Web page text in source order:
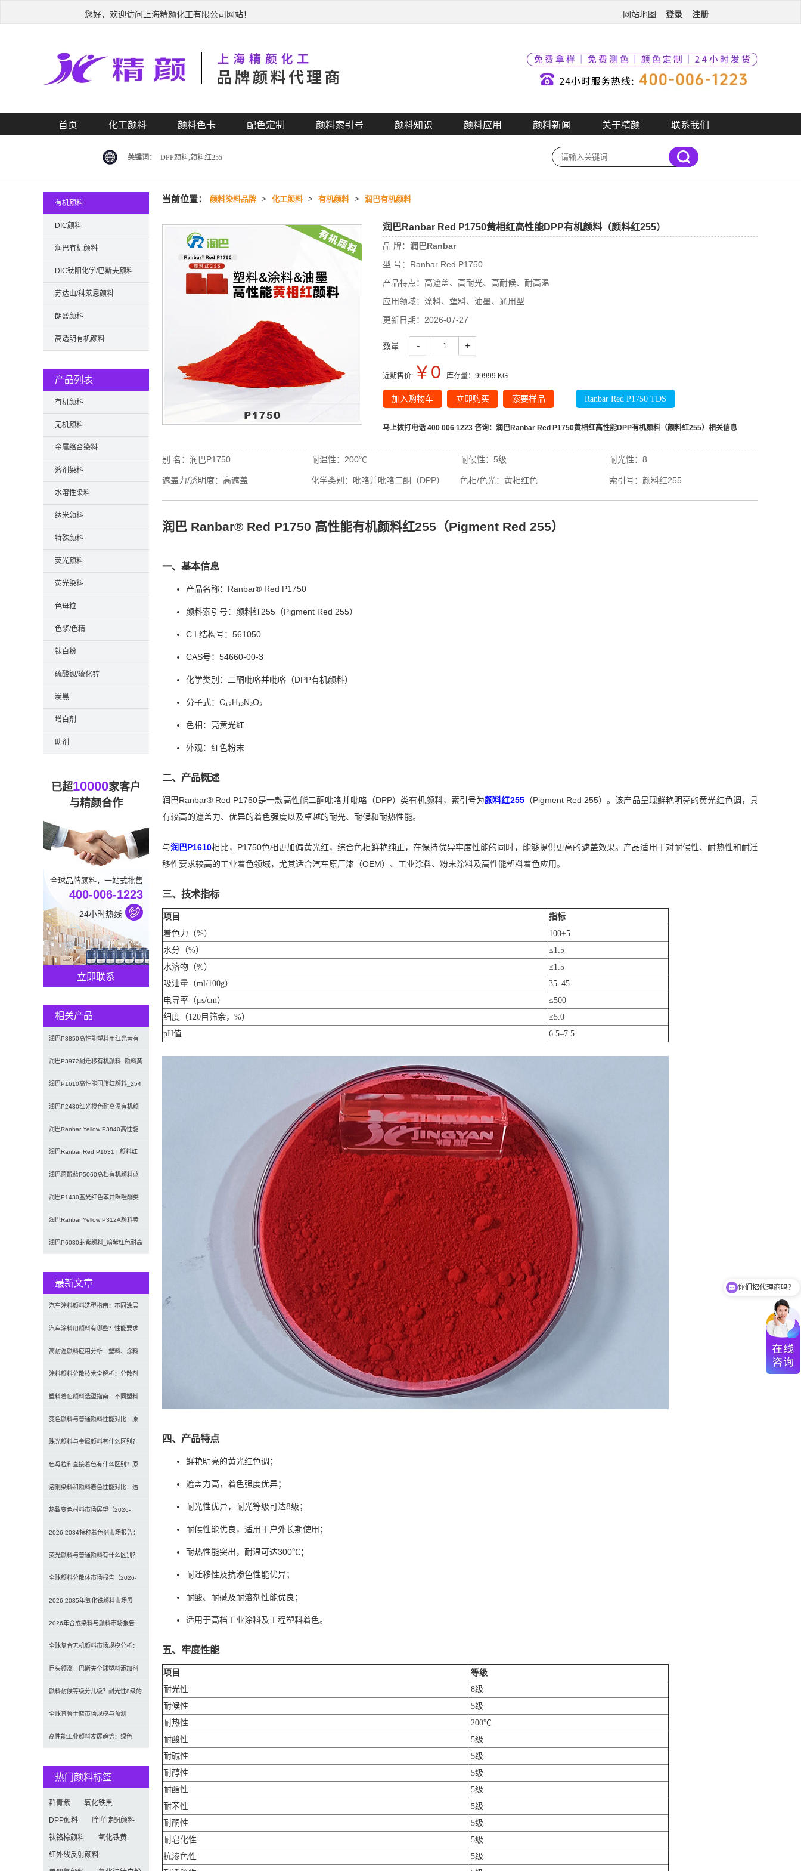
您好，欢迎访问上海精颜化工有限公司网站！ 网站地图 登录 注册
首页 化工颜料 颜料色卡 配色定制 颜料索引号 颜料知识 颜料应用 颜料新闻 关于精颜 联系我们
关键词： DPP颜料,颜料红255
当前位置： 颜料染料品牌 > 化工颜料 > 有机颜料 > 润巴有机颜料
润巴Ranbar Red P1750黄相红高性能DPP有机颜料（颜料红255）
品 牌： 润巴Ranbar
型 号： Ranbar Red P1750
产品特点： 高遮盖、高耐光、高耐候、耐高温
应用领域： 涂料、塑料、油墨、通用型
更新日期： 2026-07-27
数量 - +
近期售价: ￥0 库存量： 99999 KG
加入购物车 立即购买 索要样品 Ranbar Red P1750 TDS
马上拨打电话 400 006 1223 咨询： 润巴Ranbar Red P1750黄相红高性能DPP有机颜料（颜料红255） 相关信息
别 名： 润巴P1750 耐温性： 200℃ 耐候性： 5级 耐光性： 8
遮盖力/透明度： 高遮盖 化学类别： 吡咯并吡咯二酮（DPP） 色相/色光： 黄相红色 索引号： 颜料红255
润巴 Ranbar® Red P1750 高性能有机颜料红255（Pigment Red 255）
一、基本信息
产品名称：Ranbar® Red P1750
颜料索引号：颜料红255（Pigment Red 255）
C.I.结构号：561050
CAS号：54660-00-3
化学类别：二酮吡咯并吡咯（DPP有机颜料）
分子式：C₁₈H₁₂N₂O₂
色相：亮黄光红
外观：红色粉末
二、产品概述
润巴Ranbar® Red P1750是一款高性能二酮吡咯并吡咯（DPP）类有机颜料，索引号为颜料红255（Pigment Red 255）。该产品呈现鲜艳明亮的黄光红色调，具
有较高的遮盖力、优异的着色强度以及卓越的耐光、耐候和耐热性能。
与润巴P1610相比，P1750色相更加偏黄光红，综合色相鲜艳纯正，在保持优异牢度性能的同时，能够提供更高的遮盖效果。产品适用于对耐候性、耐热性和耐迁
移性要求较高的工业着色领域，尤其适合汽车原厂漆（OEM）、工业涂料、粉末涂料及高性能塑料着色应用。
三、技术指标
项目
指标
着色力（%）
100±5
水分（%）
≤1.5
水溶物（%）
≤1.5
吸油量（ml/100g）
35–45
电导率（μs/cm）
≤500
细度（120目筛余，%）
≤5.0
pH值
6.5–7.5
四、产品特点
鲜艳明亮的黄光红色调；
遮盖力高，着色强度优异；
耐光性优异，耐光等级可达8级；
耐候性能优良，适用于户外长期使用；
耐热性能突出，耐温可达300℃；
耐迁移性及抗渗色性能优异；
耐酸、耐碱及耐溶剂性能优良；
适用于高档工业涂料及工程塑料着色。
五、牢度性能
项目
等级
耐光性
8级
耐候性
5级
耐热性
200℃
耐酸性
5级
耐碱性
5级
耐醇性
5级
耐酯性
5级
耐苯性
5级
耐酮性
5级
耐皂化性
5级
抗渗色性
5级
有机颜料
DIC颜料
润巴有机颜料
DIC钛阳化学/巴斯夫颜料
苏达山/科莱恩颜料
朗盛颜料
高透明有机颜料
产品列表
有机颜料
无机颜料
金属络合染料
溶剂染料
水溶性染料
纳米颜料
特殊颜料
荧光颜料
荧光染料
色母粒
色浆/色精
钛白粉
硫酸钡/硫化锌
炭黑
增白剂
助剂
已超10000家客户
与精颜合作
全球品牌颜料，一站式批售
400-006-1223
24小时热线
立即联系
相关产品
润巴P3850高性能塑料用红光黄有
机颜料_颜料黄181
润巴P3972耐迁移有机颜料_颜料黄
191
润巴P1610高性能国旗红颜料_254
大红颜料
润巴P2430红光橙色耐高温有机颜
料_颜料橙43
润巴Ranbar Yellow P3840高性能
苯并咪唑酮黄
润巴Ranbar Red P1631 | 颜料红
269 |
润巴蒽醌蓝P5060高档有机颜料蓝
60
润巴P1430蓝光红色苯并咪唑酮类
有机颜料_颜料红185
润巴Ranbar Yellow P312A颜料黄
12｜双偶氮
润巴P6030苝紫颜料_暗紫红色耐高
最新文章
汽车涂料颜料选型指南：不同涂层
应用要求、OEM与修补漆用颜料
汽车涂料用颜料有哪些？性能要求
及常用颜料类型介绍
高耐温颜料应用分析：塑料、涂料
及工程材料的选型原则与行业实践
涂料颜料分散技术全解析：分散剂
选型、研磨工艺及常见问题解决
塑料着色颜料选型指南：不同塑料
材料如何选择合适颜料？
变色颜料与普通颜料性能对比：原
理、特点及应用差异解析
珠光颜料与金属颜料有什么区别？
原理、效果与应用对比
色母粒和直接着色有什么区别？原
理、性能与应用全面对比
溶剂染料和颜料着色性能对比：透
明性、耐候性与应用选择全解析
热致变色材料市场展望（2026-
2034）：2034年将达3
2026-2034特种着色剂市场报告：
规模、份额、趋势及预测
荧光颜料与普通颜料有什么区别？
发光原理、性能对比及应用解析
全球颜料分散体市场报告（2026-
2033）：无机颜料主导，
2026-2035年氧化铁颜料市场展
望：全球规模将达41亿美
2026年合成染料与颜料市场报告：
规模、趋势及2030年增长
全球复合无机颜料市场规模分析：
2035年达5.39亿美元，建
巨头领涨！巴斯夫全球塑料添加剂
涨价20% 原材料成本推高行业
颜料耐候等级分几级？耐光性8级的
定义及耐候性测试标准解析
全球普鲁士蓝市场规模与预测
（2026-2034）：按类型、形
高性能工业颜料发展趋势：绿色
热门颜料标签
群青紫 氧化铁黑
DPP颜料 喹吖啶酮颜料
钛铬棕颜料 氧化铁黄
红外线反射颜料
你们招代理商吗？